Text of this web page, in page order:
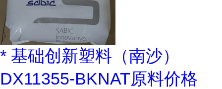
* 基础创新塑料（南沙）
DX11355-BKNAT原料价格